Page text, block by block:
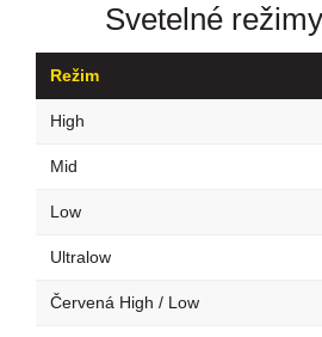
Svetelné
Režim
High
Mid
Low
Ultralow
Červená High / Low